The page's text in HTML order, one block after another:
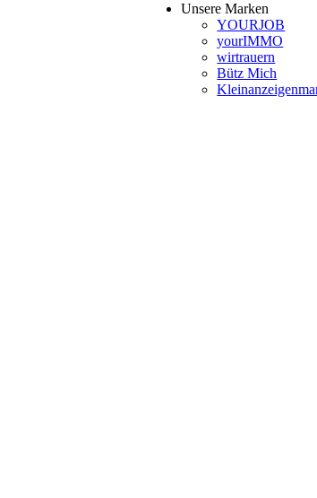
Unsere Marken
YOURJOB
yourIMMO
wirtrauern
Bütz Mich